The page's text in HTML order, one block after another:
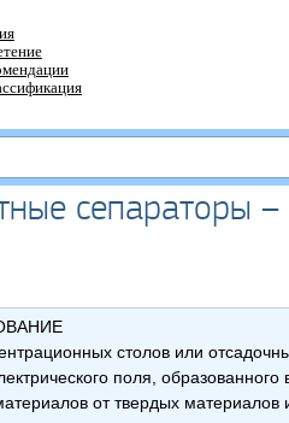
сепараторы –
столов или
поля,
от твердых